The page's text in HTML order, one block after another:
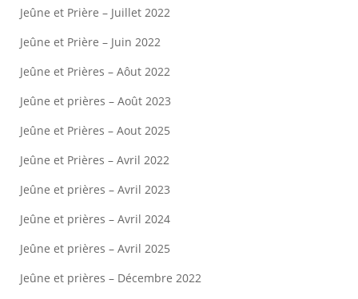
Jeûne et Prière – Juillet 2022
Jeûne et Prière – Juin 2022
Jeûne et Prières – Aôut 2022
Jeûne et prières – Août 2023
Jeûne et Prières – Aout 2025
Jeûne et Prières – Avril 2022
Jeûne et prières – Avril 2023
Jeûne et prières – Avril 2024
Jeûne et prières – Avril 2025
Jeûne et prières – Décembre 2022